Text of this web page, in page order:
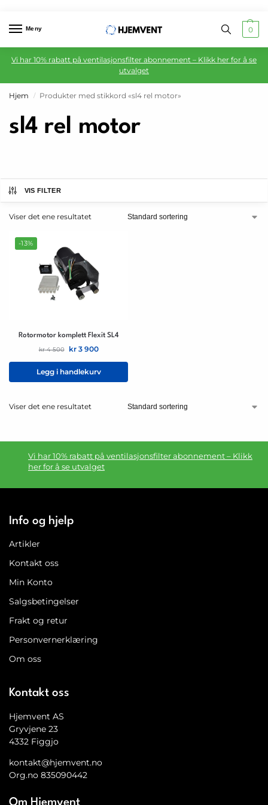
Meny 0
Vi har 10% rabatt på ventilasjonsfilter abonnement – Klikk her for å se
utvalget
Hjem / Produkter med stikkord «sl4 rel motor»
sl4 rel motor
VIS FILTER
Viser det ene resultatet
-13%
Rotormotor komplett Flexit SL4
kr4 500 kr3 900
Legg i handlekurv
Viser det ene resultatet
Vi har 10% rabatt på ventilasjonsfilter abonnement – Klikk
her for å se utvalget
Info og hjelp
Artikler
Kontakt oss
Min Konto
Salgsbetingelser
Frakt og retur
Personvernerklæring
Om oss
Kontakt oss
Hjemvent AS
Gryvjene 23
4332 Figgjo
kontakt@hjemvent.no
Org.no 835090442
Om Hjemvent